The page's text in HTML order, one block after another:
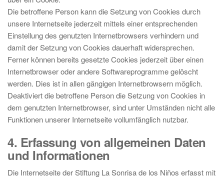
Die betroffene Person kann die Setzung von Cookies durch
unsere Internetseite jederzeit mittels einer entsprechenden
Einstellung des genutzten Internetbrowsers verhindern und
damit der Setzung von Cookies dauerhaft widersprechen.
Ferner können bereits gesetzte Cookies jederzeit über einen
Internetbrowser oder andere Softwareprogramme gelöscht
werden. Dies ist in allen gängigen Internetbrowsern möglich.
Deaktiviert die betroffene Person die Setzung von Cookies in
dem genutzten Internetbrowser, sind unter Umständen nicht alle
Funktionen unserer Internetseite vollumfänglich nutzbar.
4. Erfassung von allgemeinen Daten
und Informationen
Die Internetseite der Stiftung La Sonrisa de los Niños erfasst mit